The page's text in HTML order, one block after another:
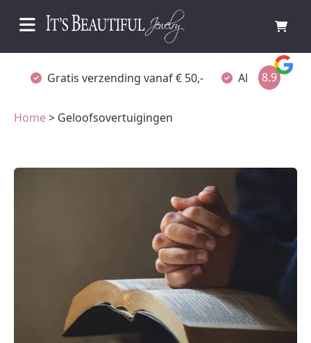
Gratis verzending vanaf € 50,- Altijd verpakt
8.9
Home> Geloofsovertuigingen